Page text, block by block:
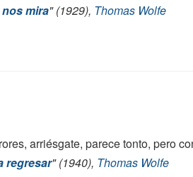
mira" (1929), Thomas Wolfe
arriésgate, parece tonto, pero
regresar" (1940), Thomas Wolfe